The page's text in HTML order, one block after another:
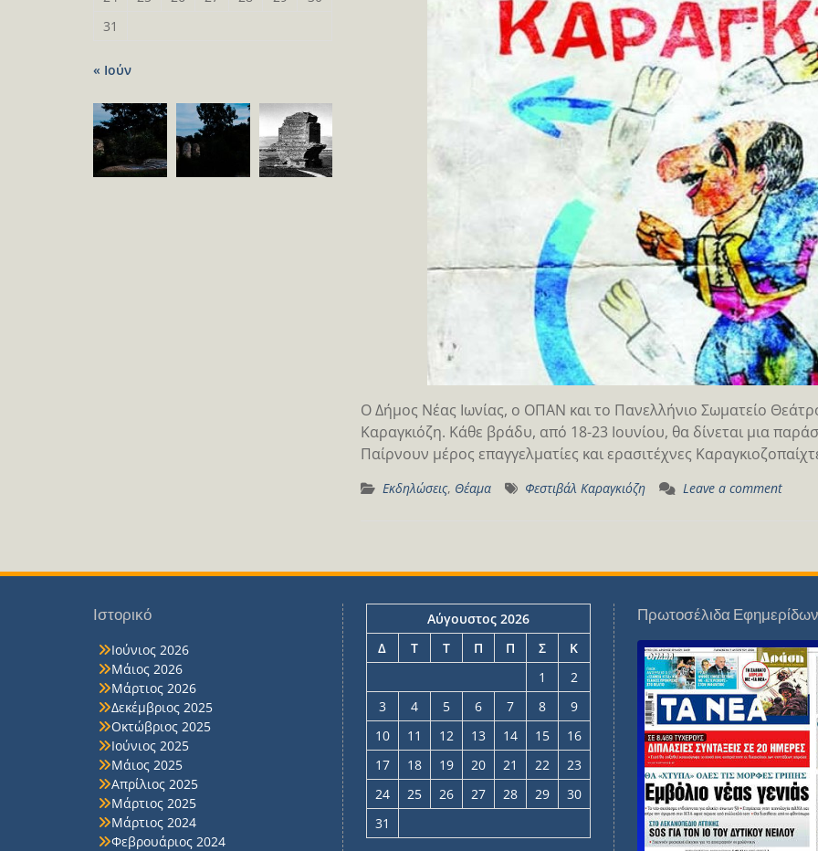
Ο Δήμος Νέας Ιωνίας, ο ΟΠΑΝ και το Πανελλήνιο Σωματείο
Καραγκιόζη. Κάθε βράδυ, από 18-23 Ιουνίου, θα δίνεται μια
Παίρνουν μέρος επαγγελματίες και ερασιτέχνες
Εκδηλώσεις, Θέαμα Φεστιβάλ Καραγκιόζη Leave a comment
31
« Ιούν
Ιστορικό
Ιούνιος 2026
Μάιος 2026
Μάρτιος 2026
Δεκέμβριος 2025
Οκτώβριος 2025
Ιούνιος 2025
Μάιος 2025
Απρίλιος 2025
Μάρτιος 2025
Μάρτιος 2024
Φεβρουάριος 2024
Αύγουστος 2026
Δ
Τ Τ Π Π Σ
Κ
1
2
3
4 5 6 7 8
9
10
11 12 13 14 15
16
17
18 19 20 21 22
23
24
25 26 27 28 29
30
31
Πρωτοσέλιδα Εφημερίδων